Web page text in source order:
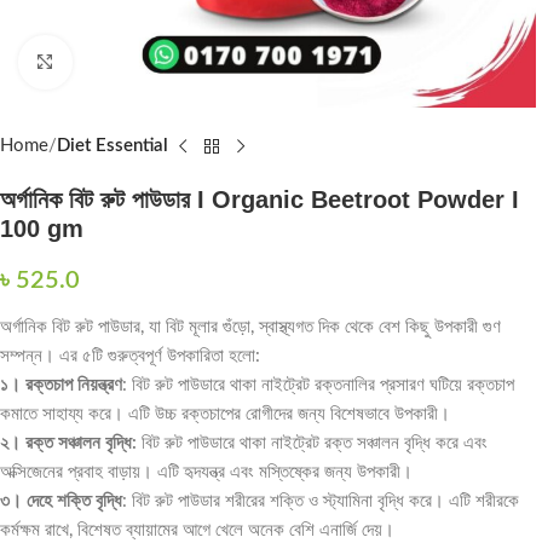
Click to enlarge
Home Diet Essential
অর্গানিক বিট রুট পাউডার I Organic Beetroot Powder I
100 gm
৳ 525.0
অর্গানিক বিট রুট পাউডার, যা বিট মূলার গুঁড়ো, স্বাস্থ্যগত দিক থেকে বেশ কিছু উপকারী গুণ
সম্পন্ন। এর ৫টি গুরুত্বপূর্ণ উপকারিতা হলো:
১। রক্তচাপ নিয়ন্ত্রণ: বিট রুট পাউডারে থাকা নাইট্রেট রক্তনালির প্রসারণ ঘটিয়ে রক্তচাপ
কমাতে সাহায্য করে। এটি উচ্চ রক্তচাপের রোগীদের জন্য বিশেষভাবে উপকারী।
২। রক্ত সঞ্চালন বৃদ্ধি: বিট রুট পাউডারে থাকা নাইট্রেট রক্ত সঞ্চালন বৃদ্ধি করে এবং
অক্সিজেনের প্রবাহ বাড়ায়। এটি হৃদযন্ত্র এবং মস্তিষ্কের জন্য উপকারী।
৩। দেহে শক্তি বৃদ্ধি: বিট রুট পাউডার শরীরের শক্তি ও স্ট্যামিনা বৃদ্ধি করে। এটি শরীরকে
কর্মক্ষম রাখে, বিশেষত ব্যায়ামের আগে খেলে অনেক বেশি এনার্জি দেয়।